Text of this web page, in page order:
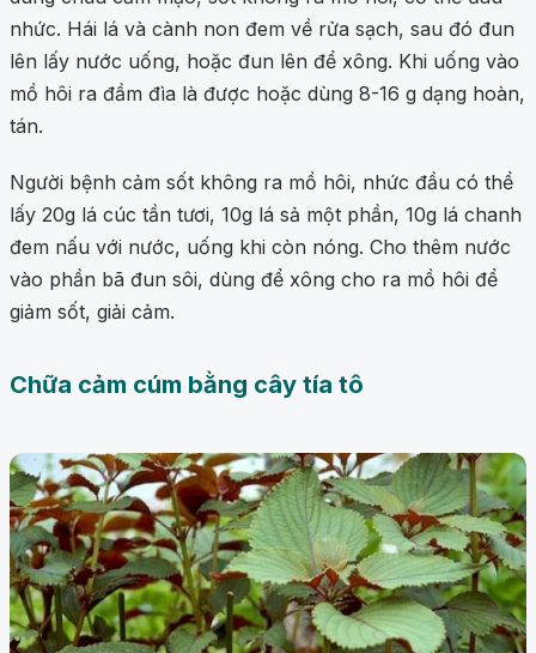
nhức. Hái lá và cành non đem về rửa sạch, sau đó đun
lên lấy nước uống, hoặc đun lên để xông. Khi uống vào
mồ hôi ra đầm đìa là được hoặc dùng 8-16 g dạng hoàn,
tán.
Người bệnh cảm sốt không ra mồ hôi, nhức đầu có thể
lấy 20g lá cúc tần tươi, 10g lá sả một phần, 10g lá chanh
đem nấu với nước, uống khi còn nóng. Cho thêm nước
vào phần bã đun sôi, dùng để xông cho ra mồ hôi để
giảm sốt, giải cảm.
Chữa cảm cúm bằng cây tía tô